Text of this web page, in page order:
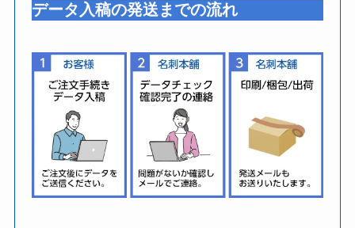
データ入稿の発送までの流れ